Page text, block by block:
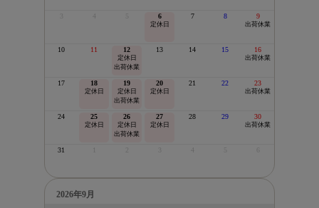
4 6
定休日
7 8 9
出荷休業
10 11 12
定休日
出荷休業
13 14 15 16
出荷休業
17 18
定休日
19
定休日
出荷休業
20
定休日
21 22 23
出荷休業
24 25
定休日
26
定休日
出荷休業
27
定休日
28 29 30
出荷休業
31 1 4
2026年9月